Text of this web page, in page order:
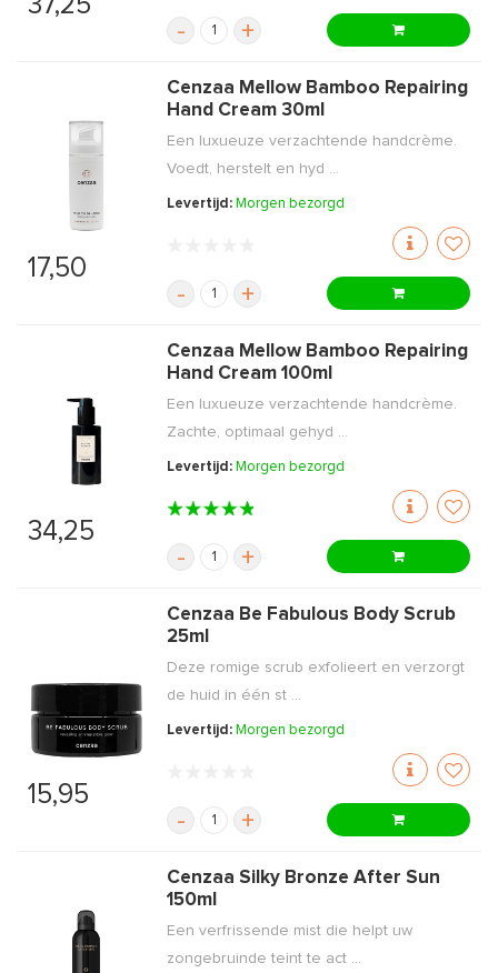
- +
17,50
Cenzaa Mellow Bamboo Repairing
Hand Cream 30ml
Een luxueuze verzachtende handcrème.
Voedt, herstelt en hyd ...
Levertijd: Morgen bezorgd
- +
34,25
Cenzaa Mellow Bamboo Repairing
Hand Cream 100ml
Een luxueuze verzachtende handcrème.
Zachte, optimaal gehyd ...
Levertijd: Morgen bezorgd
- +
15,95
Cenzaa Be Fabulous Body Scrub
25ml
Deze romige scrub exfolieert en verzorgt
de huid in één st ...
Levertijd: Morgen bezorgd
- +
Cenzaa Silky Bronze After Sun
150ml
Een verfrissende mist die helpt uw
zongebruinde teint te act ...